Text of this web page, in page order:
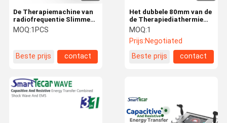
De Therapiemachine van
radiofrequentie Slimme
Tecar voor Fysiotherapie
MOQ:1PCS
Beste prijs contact
Het dubbele 80mm van de
de Therapiediathermie
van Handvattecar van de
de Machinerf Tecar
Microgolf de
Diathermiemateriaal voor
Spier ontspant
MOQ:1
Prijs:Negotiated
Beste prijs
contact